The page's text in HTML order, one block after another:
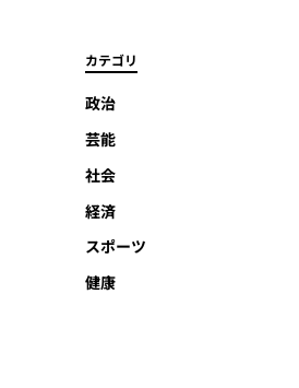
カテゴリ
政治
芸能
社会
経済
スポーツ
健康